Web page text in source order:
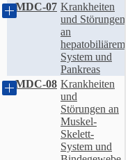
MDC-07 Krankheiten
und Störungen
an
hepatobiliärem
System und
Pankreas
MDC-08 Krankheiten
und
Störungen an
Muskel-
Skelett-
System und